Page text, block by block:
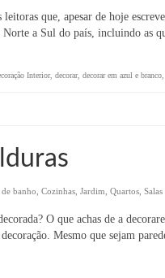
que, apesar de hoje
Norte a Sul do país, incluindo as
Interior, decorar, decorar em azul e branco
de banho Cozinhas Jardim Quartos Salas
O que achas de a
Mesmo que sejam